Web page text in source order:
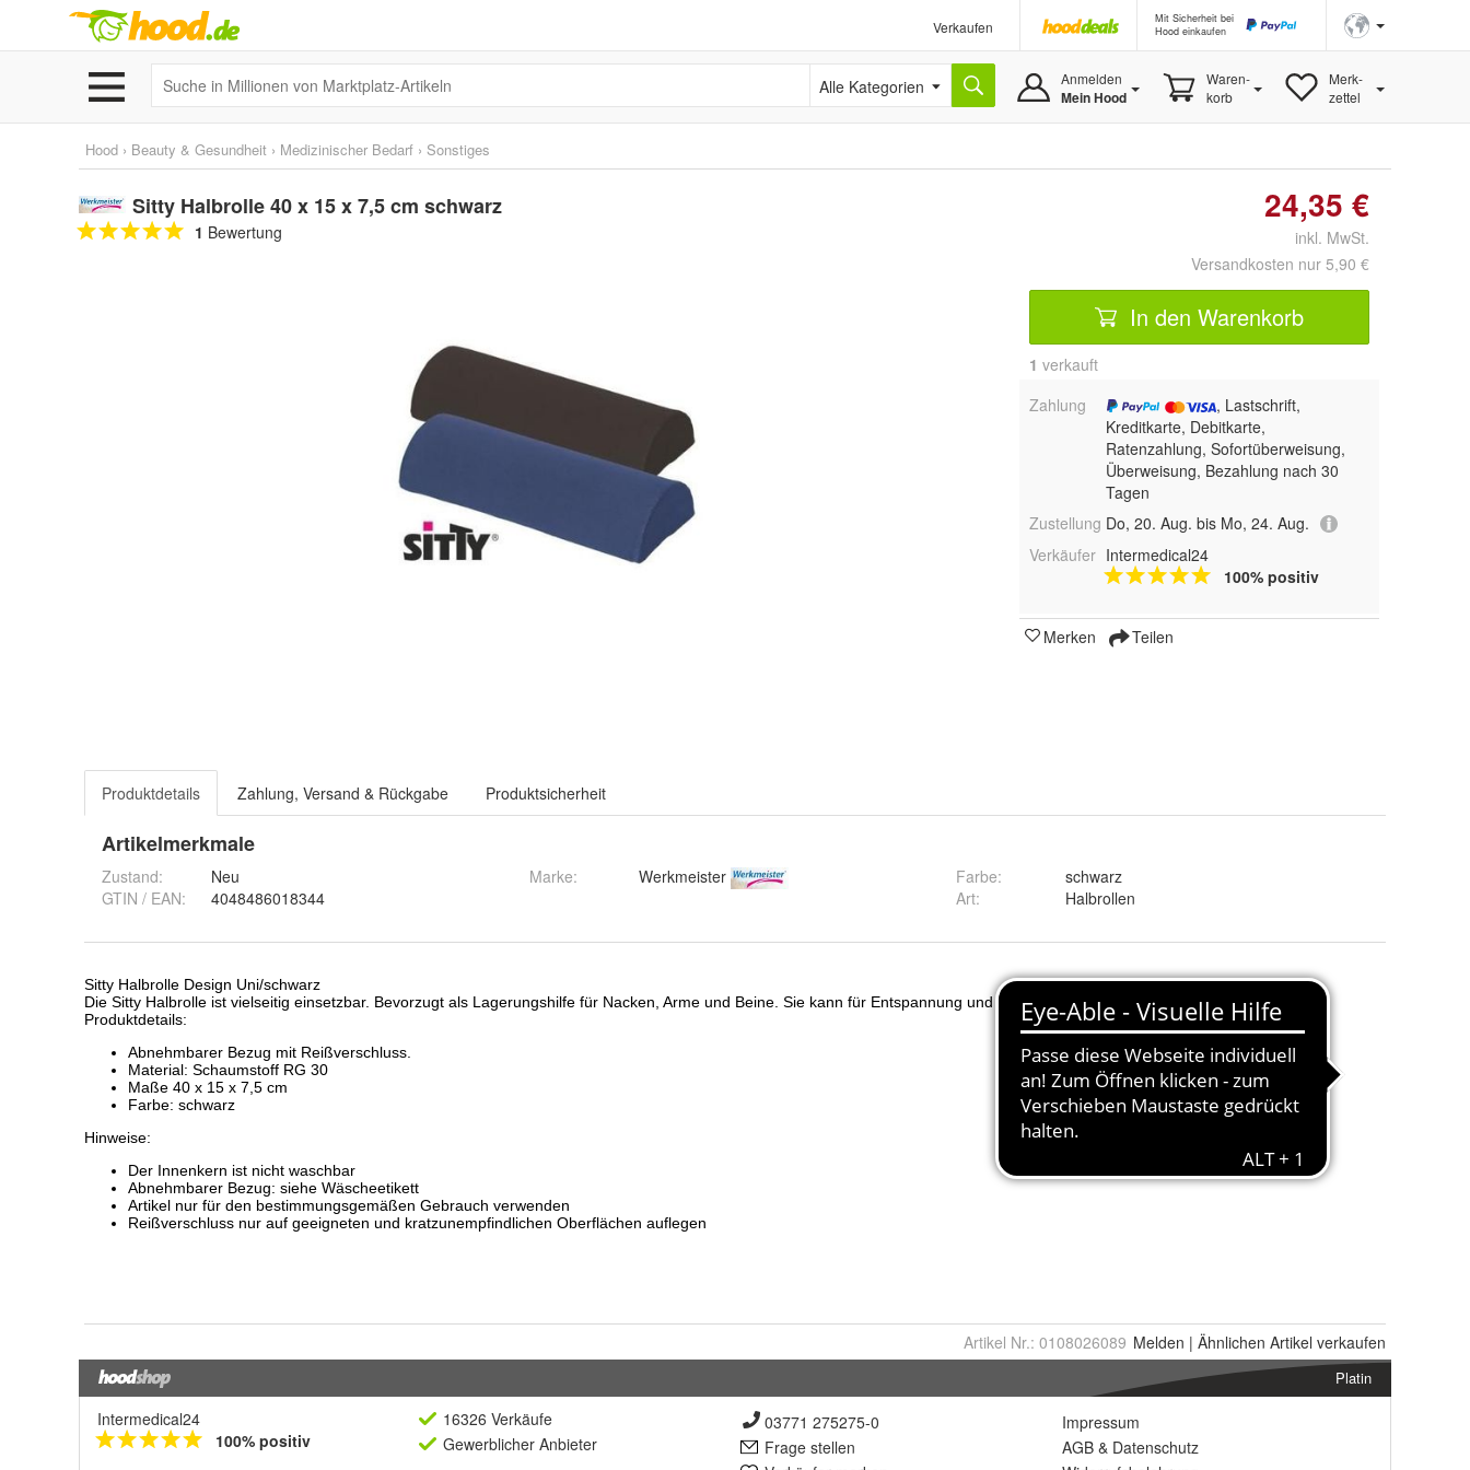
Verkaufen
Mit Sicherheit bei
Hood einkaufen
Alle Kategorien Anmelden
Mein Hood
Waren-
korb
Merk-
zettel
Hood › Beauty & Gesundheit › Medizinischer Bedarf › Sonstiges
Sitty Halbrolle 40 x 15 x 7,5 cm schwarz
1 Bewertung
24,35 €
inkl. MwSt.
Versandkosten nur 5,90 €
In den Warenkorb
1 verkauft
Zahlung
, Lastschrift,
Kreditkarte, Debitkarte,
Ratenzahlung, Sofortüberweisung,
Überweisung, Bezahlung nach 30
Tagen
Zustellung Do, 20. Aug. bis Mo, 24. Aug.
Verkäufer Intermedical24
100% positiv
Merken Teilen
Produktdetails Zahlung, Versand & Rückgabe Produktsicherheit
Artikelmerkmale
Zustand:
Neu
GTIN / EAN:
4048486018344
Marke: Werkmeister Farbe:
schwarz
Art: Halbrollen
Artikel Nr.: 0108026089 Melden | Ähnlichen Artikel verkaufen
Platin
Intermedical24
100% positiv
16326 Verkäufe
Gewerblicher Anbieter
03771 275275-0
Frage stellen
Impressum
AGB & Datenschutz